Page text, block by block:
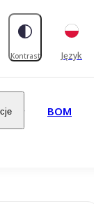
Kontrast Język
BOM